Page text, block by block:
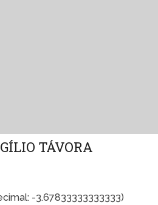
TÁVORA
-3.67833333333333)